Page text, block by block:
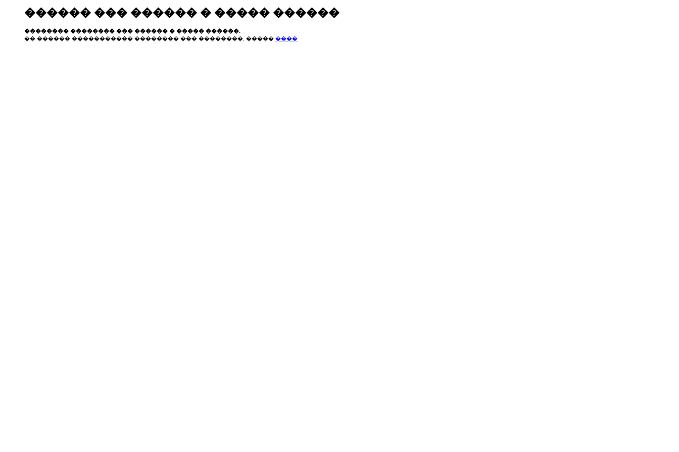
������ ��� ������ � ����� ������
�������� �������� ��� ������ � ����� ������.
�� ������ ����������� �������� ��� ��������, ����� ����